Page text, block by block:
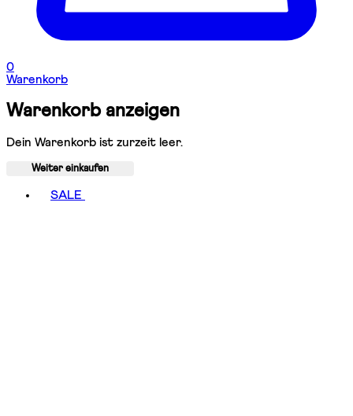
0
Warenkorb
Warenkorb anzeigen
Dein Warenkorb ist zurzeit leer.
Weiter einkaufen
SALE